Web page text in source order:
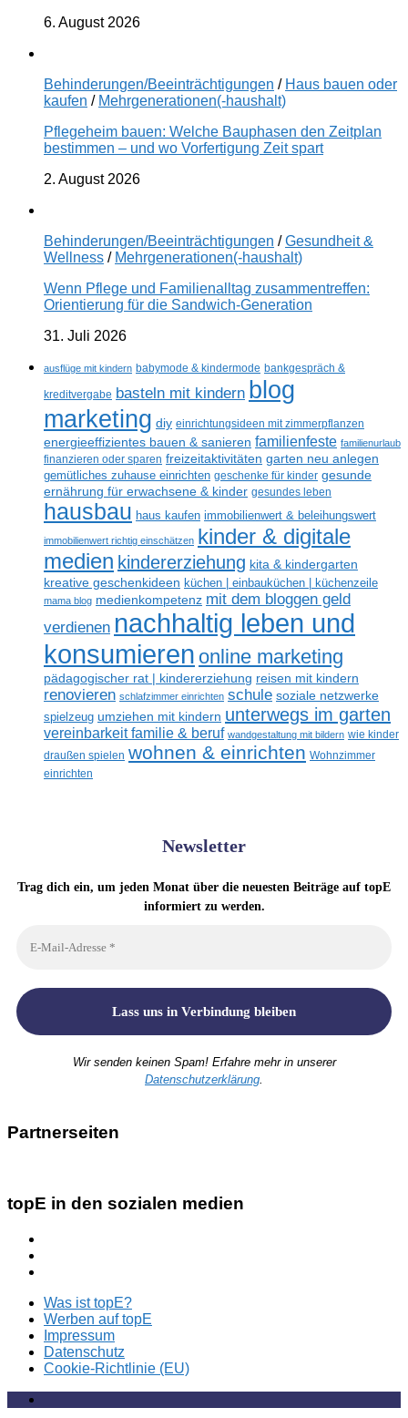
6. August 2026
Behinderungen/Beeinträchtigungen / Haus bauen oder
kaufen / Mehrgenerationen(-haushalt)
Pflegeheim bauen: Welche Bauphasen den Zeitplan
bestimmen – und wo Vorfertigung Zeit spart
2. August 2026
Behinderungen/Beeinträchtigungen /Gesundheit &
Wellness / Mehrgenerationen(-haushalt)
Wenn Pflege und Familienalltag zusammentreffen:
Orientierung für die Sandwich-Generation
31. Juli 2026
ausflüge mit kindern babymode & kindermode bankgespräch &
kreditvergabe basteln mit kindern blog
marketing diy einrichtungsideen mit zimmerpflanzen
energieeffizientes bauen & sanieren familienfeste familienurlaub
finanzieren oder sparen freizeitaktivitäten garten neu anlegen
gemütliches zuhause einrichten geschenke für kinder gesunde
ernährung für erwachsene & kinder gesundes leben
hausbau haus kaufen immobilienwert & beleihungswert
immobilienwert richtig einschätzen kinder & digitale
medien kindererziehung kita & kindergarten
kreative geschenkideen küchen | einbauküchen | küchenzeile
mama blog medienkompetenz mit dem bloggen geld
verdienen nachhaltig leben und
konsumieren online marketing
pädagogischer rat | kindererziehung reisen mit kindern
renovieren schlafzimmer einrichten schule soziale netzwerke
spielzeug umziehen mit kindern unterwegs im garten
vereinbarkeit familie & beruf wandgestaltung mit bildern wie kinder
draußen spielen wohnen & einrichten Wohnzimmer
einrichten
Newsletter
Trag dich ein, um jeden Monat über die neuesten Beiträge auf topE
informiert zu werden.
Wir senden keinen Spam! Erfahre mehr in unserer
Datenschutzerklärung
Partnerseiten
topE in den sozialen medien
Was ist topE?
Werben auf topE
Impressum
Datenschutz
Cookie-Richtlinie (EU)